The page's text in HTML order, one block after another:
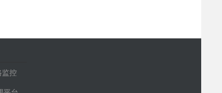
控